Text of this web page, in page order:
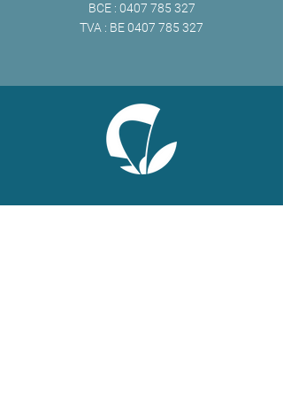
BCE : 0407 785 327
TVA : BE0407 785 327